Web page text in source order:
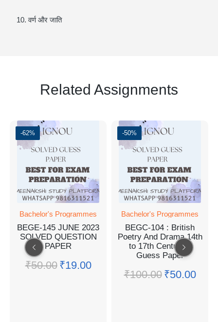
वर्ण और जाति
Related Assignments
-62%
Bachelor's Programmes
BEGE-145 JUNE 2023
SOLVED QUESTION
PAPER
₹50.00 ₹19.00
-50%
Bachelor's Programmes
BEGC-104 : British
Poetry And Drama 14th
to 17th Centuries
Guess Paper
₹100.00 ₹50.00